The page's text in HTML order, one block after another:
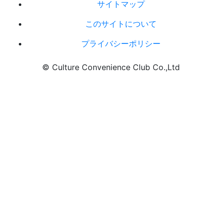
サイトマップ
このサイトについて
プライバシーポリシー
© Culture Convenience Club Co.,Ltd